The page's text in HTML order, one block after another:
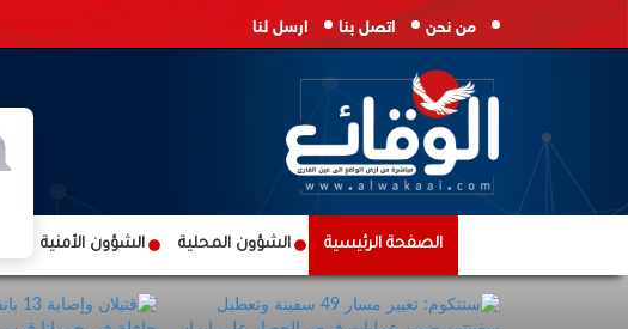
من نحن اتصل بنا ارسل لنا
الصفحة الرئيسية الشؤون المحلية الشؤون الأمنية